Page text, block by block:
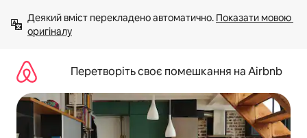
вмісту
Деякий вміст перекладено автоматично. Показати мовою
оригіналу
Перетворіть своє помешкання на Airbnb